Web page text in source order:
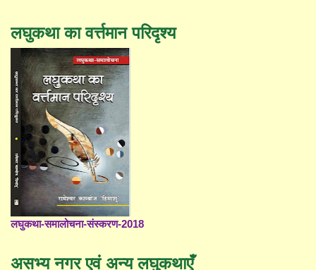
लघुकथा का वर्त्तमान परिदृश्य
लघुकथा-समालोचना-संस्करण-2018
असभ्य नगर एवं अन्य लघुकथाएँ